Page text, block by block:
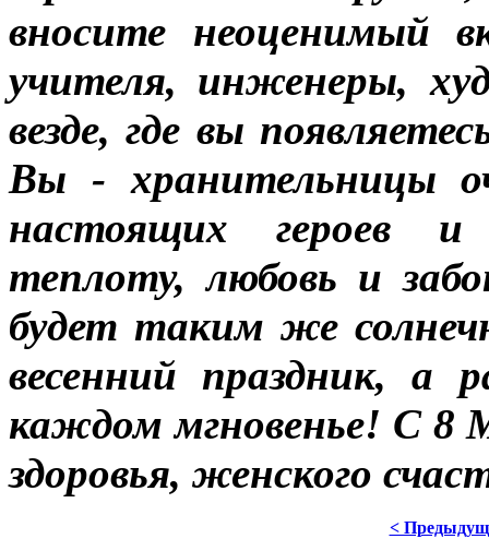
вносите неоценимый
учителя, инженеры,
везде, где вы
Вы - хранительницы
настоящих героев и
теплоту, любовь и
будет таким же
весенний праздник, а
каждом мгновенье! С 8
здоровья, женского
<